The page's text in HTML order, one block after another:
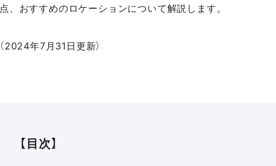
点、おすすめのロケーションについて解説します。
（2024年7月31日更新）
【目次】